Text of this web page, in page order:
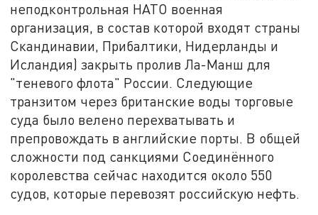
неподконтрольная НАТО военная
организация, в состав которой входят страны
Скандинавии, Прибалтики, Нидерланды и
Исландия) закрыть пролив Ла-Манш для
"теневого флота" России. Следующие
транзитом через британские воды торговые
суда было велено перехватывать и
препровождать в английские порты. В общей
сложности под санкциями Соединённого
королевства сейчас находится около 550
судов, которые перевозят российскую нефть.